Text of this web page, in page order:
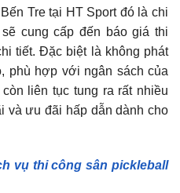
Tre tại HT Sport đó là chi
cung cấp đến báo giá thi
tiết. Đặc biệt là không phát
phù hợp với ngân sách của
liên tục tung ra rất nhiều
và ưu đãi hấp dẫn dành cho
vụ thi công sân pickleball